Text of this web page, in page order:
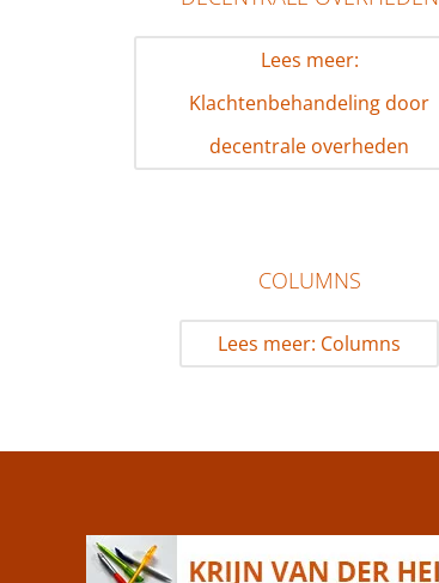
Lees meer:
Klachtenbehandeling door
decentrale overheden
COLUMNS
Lees meer: Columns